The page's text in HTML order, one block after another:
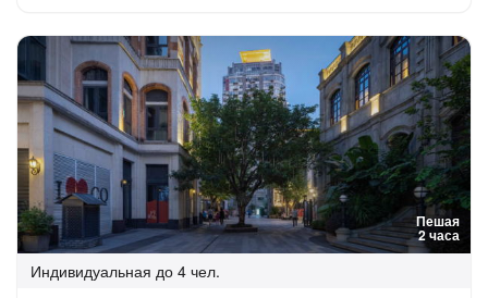
Пешая
2 часа
Индивидуальная до 4 чел.